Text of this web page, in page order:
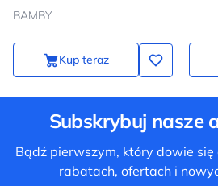
BAMBY
Kup teraz
Subskrybuj nasze
Bądź pierwszym, który dowie
rabatach, ofertach i